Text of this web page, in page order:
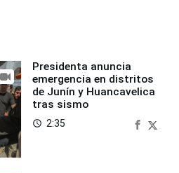
Presidenta anuncia
emergencia en distritos
de Junín y Huancavelica
tras sismo
access_time 2:35